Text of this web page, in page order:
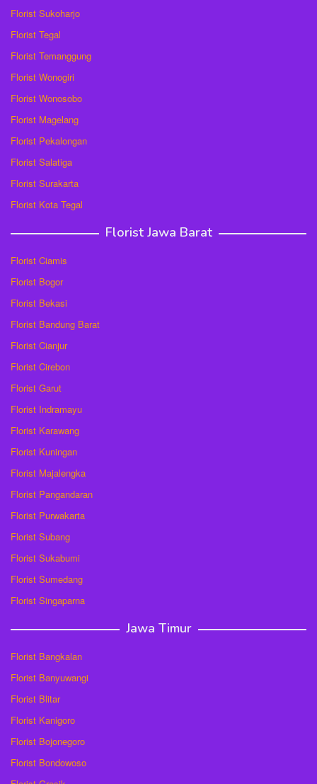
Florist Sukoharjo
Florist Tegal
Florist Temanggung
Florist Wonogiri
Florist Wonosobo
Florist Magelang
Florist Pekalongan
Florist Salatiga
Florist Surakarta
Florist Kota Tegal
Florist Jawa Barat
Florist Ciamis
Florist Bogor
Florist Bekasi
Florist Bandung Barat
Florist Cianjur
Florist Cirebon
Florist Garut
Florist Indramayu
Florist Karawang
Florist Kuningan
Florist Majalengka
Florist Pangandaran
Florist Purwakarta
Florist Subang
Florist Sukabumi
Florist Sumedang
Florist Singaparna
Jawa Timur
Florist Bangkalan
Florist Banyuwangi
Florist Blitar
Florist Kanigoro
Florist Bojonegoro
Florist Bondowoso